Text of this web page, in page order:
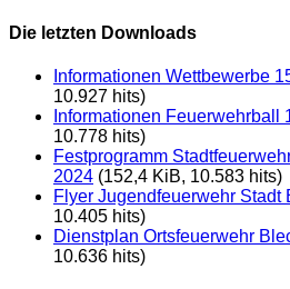
Die letzten Downloads
Informationen Wettbewerbe
10.927 hits)
Informationen Feuerwehrball
10.778 hits)
Festprogramm
2024 (152,4 KiB, 10.583 hits)
Flyer Jugendfeuerwehr Stadt
10.405 hits)
Dienstplan Ortsfeuerwehr
10.636 hits)